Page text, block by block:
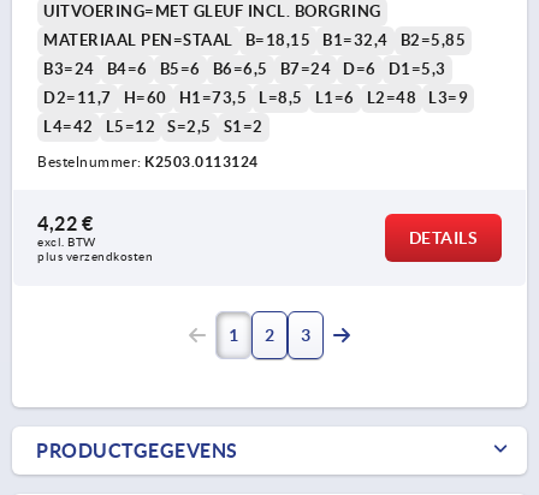
UITVOERING=MET GLEUF INCL. BORGRING
MATERIAAL PEN=STAAL
B=18,15 B1=32,4
B2=5,85
B3=24
B4=6 B5=6 B6=6,5 B7=24 D=6
D1=5,3
D2=11,7
H=60 H1=73,5 L=8,5 L1=6 L2=48
L3=9
L4=42
L5=12 S=2,5 S1=2
Bestelnummer: K2503.0113124
4,22 €
excl. BTW
plus verzendkosten
DETAILS
1 2 3
PRODUCTGEGEVENS